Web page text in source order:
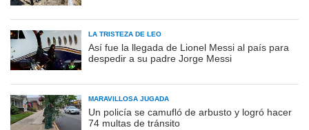
LA TRISTEZA DE LEO
Así fue la llegada de Lionel Messi al país para
despedir a su padre Jorge Messi
MARAVILLOSA JUGADA
Un policía se camufló de arbusto y logró hacer
74 multas de tránsito